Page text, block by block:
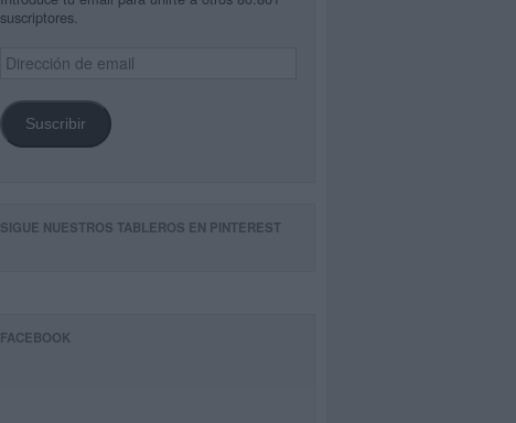
suscriptores.
Dirección
de
Suscribir
SIGUE NUESTROS TABLEROS EN PINTEREST
FACEBOOK